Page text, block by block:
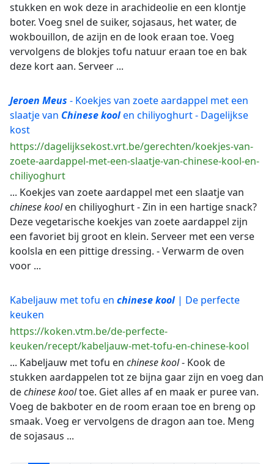
stukken en wok deze in arachideolie en een klontje
boter. Voeg snel de suiker, sojasaus, het water, de
wokbouillon, de azijn en de look eraan toe. Voeg
vervolgens de blokjes tofu natuur eraan toe en bak
deze kort aan. Serveer ...
Jeroen Meus - Koekjes van zoete aardappel met een
slaatje van Chinesekoolen chiliyoghurt - Dagelijkse
kost
https://dagelijksekost.vrt.be/gerechten/koekjes-van-
zoete-aardappel-met-een-slaatje-van-chinese-kool-en-
chiliyoghurt
... Koekjes van zoete aardappel met een slaatje van
chinesekoolen chiliyoghurt - Zin in een hartige snack?
Deze vegetarische koekjes van zoete aardappel zijn
een favoriet bij groot en klein. Serveer met een verse
koolsla en een pittige dressing. - Verwarm de oven
voor ...
Kabeljauw met tofu en chinesekool| De perfecte
keuken
https://koken.vtm.be/de-perfecte-
keuken/recept/kabeljauw-met-tofu-en-chinese-kool
... Kabeljauw met tofu en chinesekool- Kook de
stukken aardappelen tot ze bijna gaar zijn en voeg dan
dechinesekooltoe. Giet alles af en maak er puree van.
Voeg de bakboter en de room eraan toe en breng op
smaak. Voeg er vervolgens de dragon aan toe. Meng
de sojasaus ...